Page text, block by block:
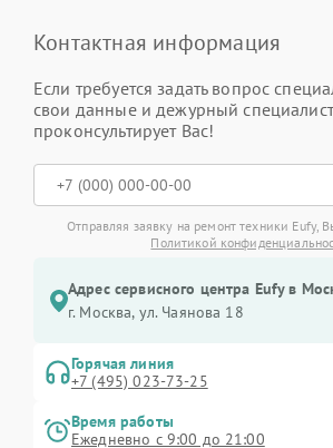
Контактная информация
Если требуется задать вопрос
свои данные и дежурный
проконсультирует Вас!
Отправляя заявку на ремонт техники Eufy,
Политикой
Адрес сервисного центра Eufy в
г. Москва, ул. Чаянова 18
Горячая линия
+7 (495) 023-73-25
Время работы
Ежедневно с 9:00 до 21:00